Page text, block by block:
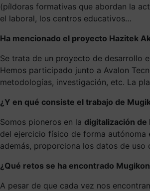
(píldoras formativas que abordan la
el laboral, los centros educativos…
Ha mencionado el proyecto Hazitek
Se trata de un proyecto de desarrollo
Hemos participado junto a Avalon
metodologías, investigación, etc. La
¿Y en qué consiste el trabajo de
Somos pioneros en la digitalización de
del ejercicio físico de forma autónoma
además, proporciona los datos de
¿Qué retos se ha encontrado
A pesar de que cada vez nos